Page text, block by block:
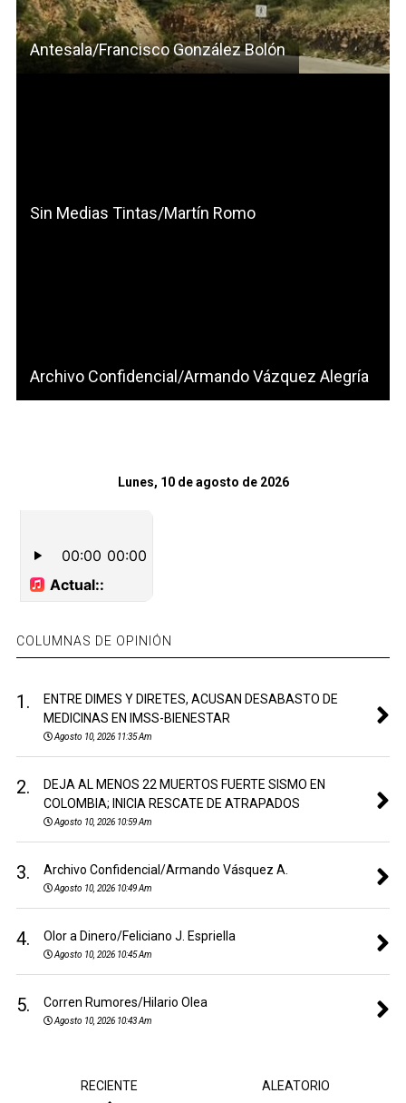
Antesala/Francisco González Bolón
Sin Medias Tintas/Martín Romo
Archivo Confidencial/Armando Vázquez Alegría
Lunes, 10 de agosto de 2026
COLUMNAS DE OPINIÓN
1.
ENTRE DIMES Y DIRETES, ACUSAN DESABASTO DE
MEDICINAS EN IMSS-BIENESTAR
Agosto 10, 2026 11:35 Am
2.
DEJA AL MENOS 22 MUERTOS FUERTE SISMO EN
COLOMBIA; INICIA RESCATE DE ATRAPADOS
Agosto 10, 2026 10:59 Am
3. Archivo Confidencial/Armando Vásquez A.
Agosto 10, 2026 10:49 Am
4. Olor a Dinero/Feliciano J. Espriella
Agosto 10, 2026 10:45 Am
5. Corren Rumores/Hilario Olea
Agosto 10, 2026 10:43 Am
RECIENTE ALEATORIO